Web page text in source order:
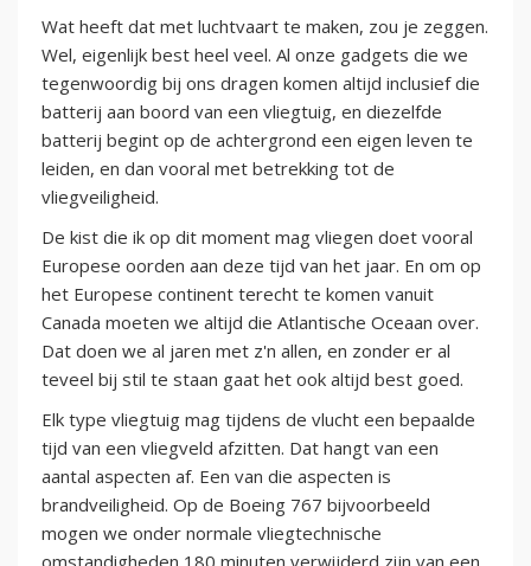
Wat heeft dat met luchtvaart te maken, zou je zeggen.
Wel, eigenlijk best heel veel. Al onze gadgets die we
tegenwoordig bij ons dragen komen altijd inclusief die
batterij aan boord van een vliegtuig, en diezelfde
batterij begint op de achtergrond een eigen leven te
leiden, en dan vooral met betrekking tot de
vliegveiligheid.
De kist die ik op dit moment mag vliegen doet vooral
Europese oorden aan deze tijd van het jaar. En om op
het Europese continent terecht te komen vanuit
Canada moeten we altijd die Atlantische Oceaan over.
Dat doen we al jaren met z'n allen, en zonder er al
teveel bij stil te staan gaat het ook altijd best goed.
Elk type vliegtuig mag tijdens de vlucht een bepaalde
tijd van een vliegveld afzitten. Dat hangt van een
aantal aspecten af. Een van die aspecten is
brandveiligheid. Op de Boeing 767 bijvoorbeeld
mogen we onder normale vliegtechnische